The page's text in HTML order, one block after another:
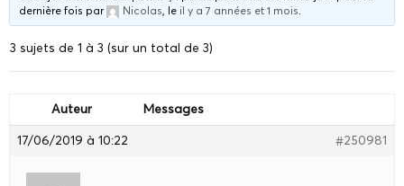
dernière fois par
Nicolas, le il y a 7 années et 1 mois.
3 sujets de 1 à 3 (sur un total de 3)
Auteur Messages
17/06/2019 à 10:22 #250981